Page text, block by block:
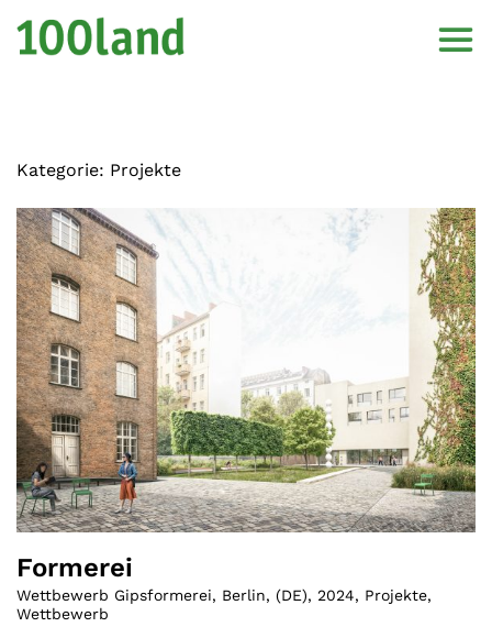
Kategorie: Projekte
Formerei
Wettbewerb Gipsformerei, Berlin, (DE), 2024, Projekte,
Wettbewerb